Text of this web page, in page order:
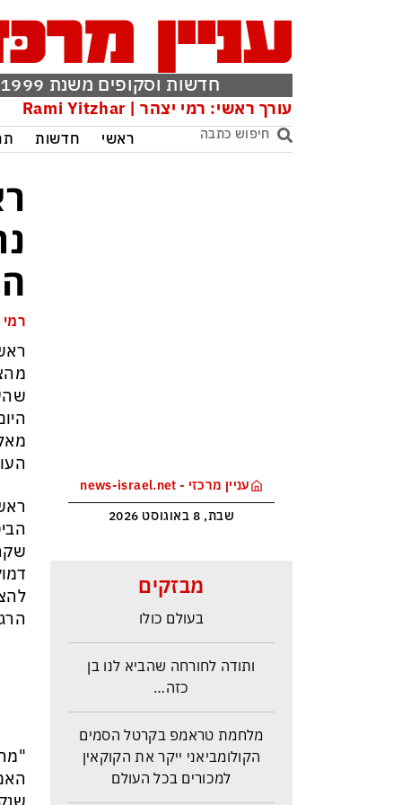
חדשות וסקופים משנת 1999
עורך ראשי: רמי יצהר | Rami Yitzhar
ראשי חדשות
עניין מרכזי - news-israel.net
שבת, 8 באוגוסט 2026
מבזקים
מסין ולשמור במקביל על הבכורה
בעולם כולו
ותודה לחורחה שהביא לנו בן
כזה…
מלחמת טראמפ בקרטל הסמים
הקולומביאני ייקר את הקוקאין
למכורים בכל העולם